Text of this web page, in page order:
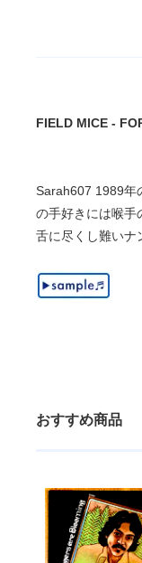
FIELD MICE -
Sarah607 1989年
の手好きには喉手
舌に尽くし難いナ
おすすめ商品